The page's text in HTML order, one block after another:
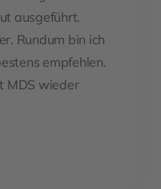
ausgeführt.
Rundum bin ich
empfehlen.
MDS wieder